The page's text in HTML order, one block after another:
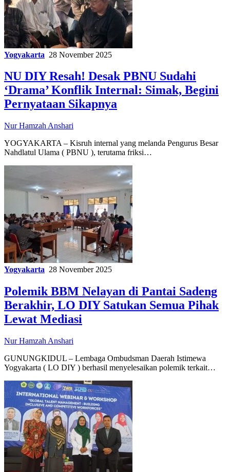
Yogyakarta 28 November 2025
NU DIY Resah! Desak PBNU Sudahi
‘Drama’ Konflik Internal: Simak, Begini
Pernyataan Sikapnya
Nur Hamzah Anshari
YOGYAKARTA – Kisruh internal yang melanda Pengurus Besar
Nahdlatul Ulama ( PBNU ), terutama friksi…
Yogyakarta 28 November 2025
Polemik BBM Nelayan di Pantai Sadeng
Berakhir, LO DIY Satukan Semua Pihak
Lewat Mediasi
Nur Hamzah Anshari
GUNUNGKIDUL – Lembaga Ombudsman Daerah Istimewa
Yogyakarta ( LO DIY ) berhasil menyelesaikan polemik terkait…